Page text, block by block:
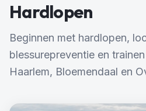
Hardlopen
Beginnen met hardlopen,
blessurepreventie en
Haarlem, Bloemendaal en